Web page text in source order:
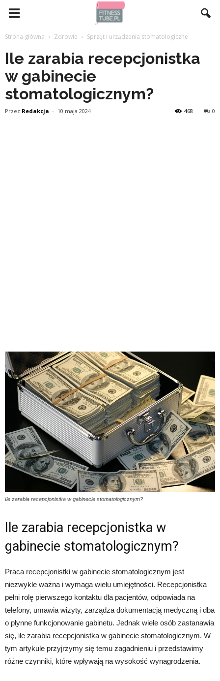
Strona główna Zdrowie Sprzęt i urządzenia stomatologiczne
Ile zarabia recepcjonistka
w gabinecie
stomatologicznym?
Przez Redakcja - 10 maja 2024 0
468
Ile zarabia recepcjonistka w gabinecie stomatologicznym?
Ile zarabia recepcjonistka w
gabinecie stomatologicznym?
Praca recepcjonistki w gabinecie stomatologicznym jest
niezwykle ważna i wymaga wielu umiejętności. Recepcjonistka
pełni rolę pierwszego kontaktu dla pacjentów, odpowiada na
telefony, umawia wizyty, zarządza dokumentacją medyczną i dba
o płynne funkcjonowanie gabinetu. Jednak wiele osób zastanawia
się, ile zarabia recepcjonistka w gabinecie stomatologicznym. W
tym artykule przyjrzymy się temu zagadnieniu i przedstawimy
różne czynniki, które wpływają na wysokość wynagrodzenia.